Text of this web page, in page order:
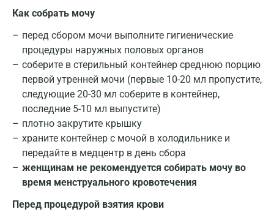
Как собрать мочу
перед сбором мочи выполните гигиенические
процедуры наружных половых органов
соберите в стерильный контейнер среднюю порцию
первой утренней мочи (первые 10-20 мл пропустите,
следующие 20-30 мл соберите в контейнер,
последние 5-10 мл выпустите)
плотно закрутите крышку
храните контейнер с мочой в холодильнике и
передайте в медцентр в день сбора
женщинам не рекомендуется собирать мочу во
время менструального кровотечения
Перед процедурой взятия крови
Результат исследования оценивается в
комплексе с результатами других исследований
и с учётом клинических данных.
Москва
Санкт-Петербург
Нижний Новгород
Казань
Альметьевск
Апрелевка